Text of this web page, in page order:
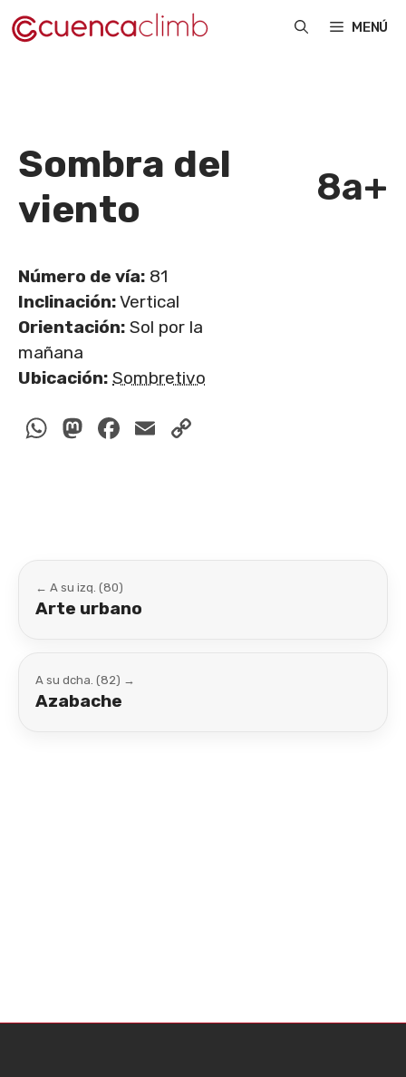
Saltar
al
MENÚ
Sombra del
viento
8a+
Número de vía: 81
Inclinación:Vertical
Orientación: Sol por la
mañana
Ubicación: Sombretivo
WhatsApp
Mastodon
Facebook
Email
← A su izq. (80)
Arte urbano
A su dcha. (82) →
Azabache